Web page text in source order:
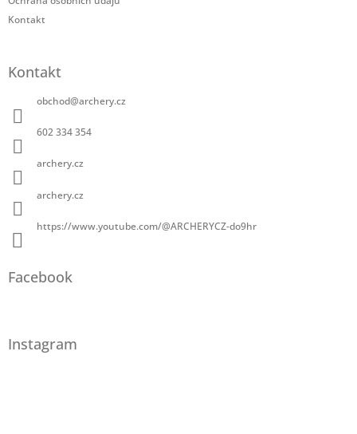
Kontakt
Kontakt
obchod@archery.cz
602 334 354
archery.cz
archery.cz
https://www.youtube.com/@ARCHERYCZ-do9hr
Facebook
Instagram